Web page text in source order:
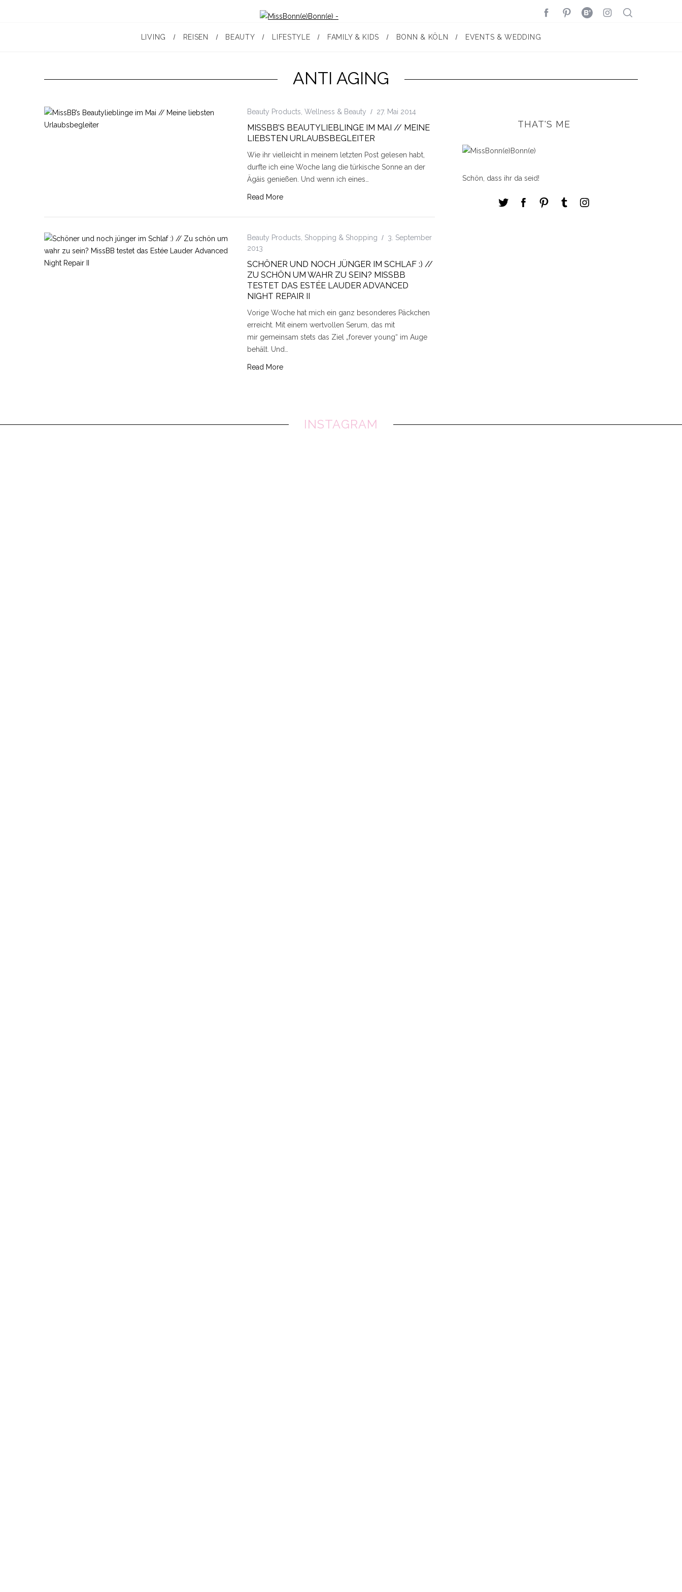
LIVING REISEN BEAUTY LIFESTYLE FAMILY & KIDS BONN & KÖLN EVENTS & WEDDING
ANTI AGING
Beauty Products Wellness & Beauty 27. Mai 2014
MISSBB’S BEAUTYLIEBLINGE IM MAI // MEINE
LIEBSTEN URLAUBSBEGLEITER
Wie ihr vielleicht in meinem letzten Post gelesen habt,
durfte ich eine Woche lang die türkische Sonne an der
Ägäis genießen. Und wenn ich eines…
Read More
Beauty Products Shopping & Shopping
3. September
2013
SCHÖNER UND NOCH JÜNGER IM SCHLAF :) //
ZU SCHÖN UM WAHR ZU SEIN? MISSBB
TESTET DAS ESTÉE LAUDER ADVANCED
NIGHT REPAIR II
Vorige Woche hat mich ein ganz besonderes Päckchen
erreicht. Mit einem wertvollen Serum, das mit
mir gemeinsam stets das Ziel „forever young“ im Auge
behält. Und…
Read More
THAT'S ME
Schön, dass ihr da seid!
INSTAGRAM